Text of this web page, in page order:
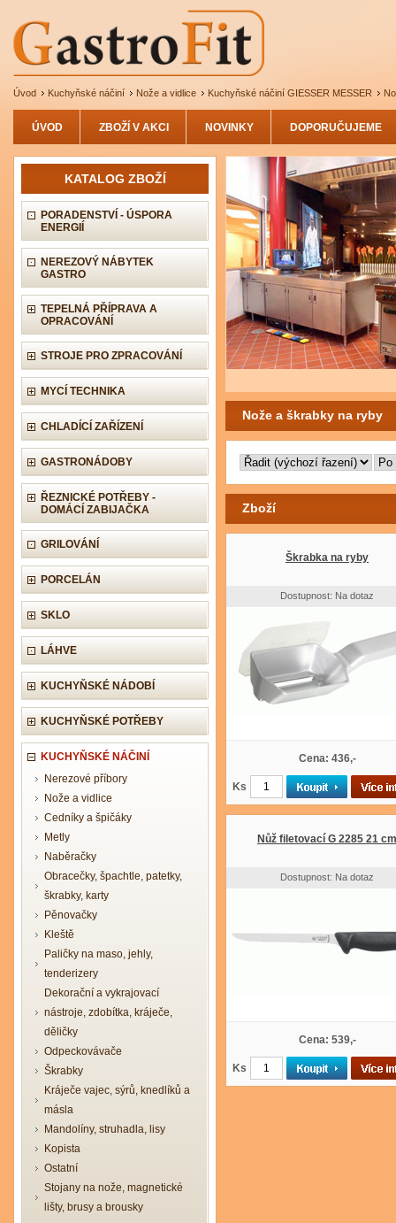
Úvod Kuchyňské náčiní Nože a vidlice Kuchyňské náčiní GIESSER MESSER
ÚVOD ZBOŽÍ V AKCI NOVINKY DOPORUČUJEME
KATALOG ZBOŽÍ
PORADENSTVÍ - ÚSPORA
ENERGIÍ
NEREZOVÝ NÁBYTEK
GASTRO
TEPELNÁ PŘÍPRAVA A
OPRACOVÁNÍ
STROJE PRO ZPRACOVÁNÍ
MYCÍ TECHNIKA
CHLADÍCÍ ZAŘÍZENÍ
GASTRONÁDOBY
ŘEZNICKÉ POTŘEBY -
DOMÁCÍ ZABIJAČKA
GRILOVÁNÍ
PORCELÁN
SKLO
LÁHVE
KUCHYŇSKÉ NÁDOBÍ
KUCHYŇSKÉ POTŘEBY
KUCHYŇSKÉ NÁČINÍ
Nerezové příbory
Nože a vidlice
Cedníky a špičáky
Metly
Naběračky
Obracečky, špachtle, patetky,
škrabky, karty
Pěnovačky
Kleště
Paličky na maso, jehly,
tenderizery
Dekorační a vykrajovací
nástroje, zdobítka, kráječe,
děličky
Odpeckovávače
Škrabky
Kráječe vajec, sýrů, knedlíků a
másla
Mandolíny, struhadla, lisy
Kopista
Ostatní
Stojany na nože, magnetické
lišty, brusy a brousky
Nože a škrabky na ryby
Zboží
Škrabka na ryby
Dostupnost: Na dotaz
Cena: 436,-
Ks
Nůž filetovací G 2285 21 cm
Dostupnost: Na dotaz
Cena: 539,-
Ks